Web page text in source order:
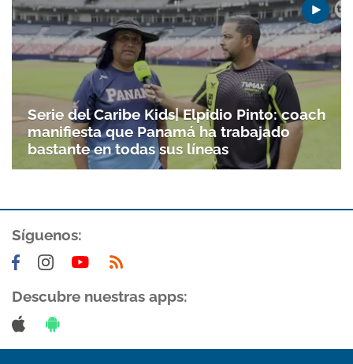
Gracias por suscribirte a nuestro boletín.
Serie del Caribe Kids| Elpidio Pinto: coach
manifiesta que Panamá ha trabajado
bastante en todas sus líneas
Síguenos:
Descubre nuestras apps: